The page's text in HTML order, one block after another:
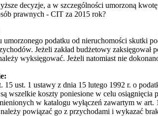
decyzje, a w szczególności umorzoną
prawnych - CIT za 2015 rok?
umorzonego podatku od nieruchomości skutki
Jeżeli zakład budżetowy
wyksięgować. Jeżeli natomiast nie
15 ust. 1 ustawy z dnia 15 lutego 1992 r. o
wszelkie koszty poniesione w celu
w katalogu wyłączeń zawartym w art.
powiązać go z przychodami i wykazać